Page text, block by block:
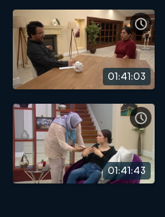
01:41:03
01:41:43